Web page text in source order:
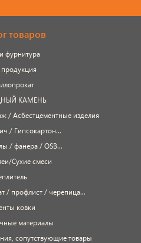
товаров
фурнитура
КАМЕНЬ
/ Асбестцементные изделия
/ Гипсокартон...
/ фанера / OSB...
Сухие смеси
/ профлист / черепица...
ковки
материалы
сопутствующие товары